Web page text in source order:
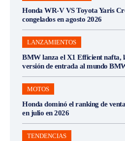
Honda WR-V VS Toyota Yaris
congelados en agosto 2026
LANZAMIENTOS
BMW lanza el X1 Efficient nafta,
versión de entrada al mundo
MOTOS
Honda dominó el ranking de
en julio en 2026
TENDENCIAS